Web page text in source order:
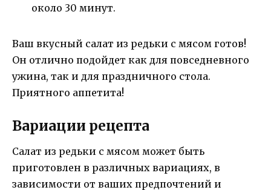
около 30 минут.
Ваш вкусный салат из редьки с мясом готов!
Он отлично подойдет как для повседневного
ужина, так и для праздничного стола.
Приятного аппетита!
Вариации рецепта
Салат из редьки с мясом может быть
приготовлен в различных вариациях, в
зависимости от ваших предпочтений и